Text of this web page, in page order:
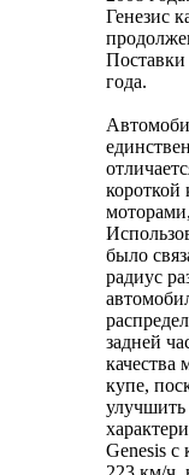
Генезис
Поставки
года.
короткой
было
радиус
задней
купе,
Genesis с